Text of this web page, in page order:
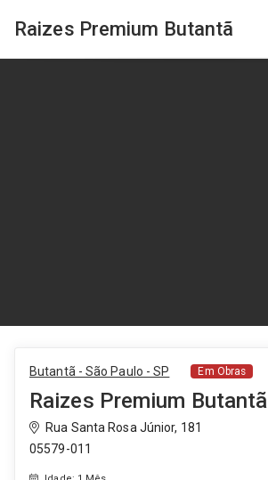
Raizes Premium Butantã
Butantã - São Paulo - SP Em Obras
Raizes Premium Butantã
Rua Santa Rosa Júnior, 181
05579-011